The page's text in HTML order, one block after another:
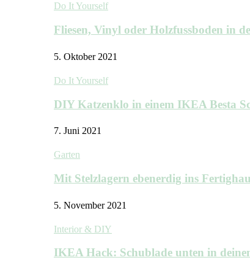
Do It Yourself
Fliesen, Vinyl oder Holzfussboden in
5. Oktober 2021
Do It Yourself
DIY Katzenklo in einem IKEA Besta
7. Juni 2021
Garten
Mit Stelzlagern ebenerdig ins
5. November 2021
Interior & DIY
IKEA Hack: Schublade unten in